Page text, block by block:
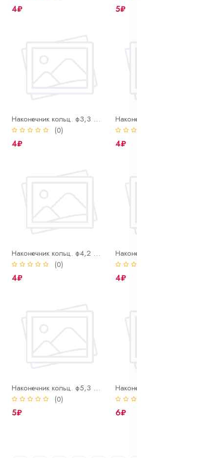
4₽ 5₽
Наконечник кольц. ф3,3 мм под пров. S=1,5 мм2
(0)
4₽ 4₽
Наконечник кольц. ф4,2 мм под пров. S=2,5 мм2
(0)
4₽ 4₽
Наконечник кольц. ф5,3 мм под пров. S=2,5 мм2
(0)
5₽ 6₽